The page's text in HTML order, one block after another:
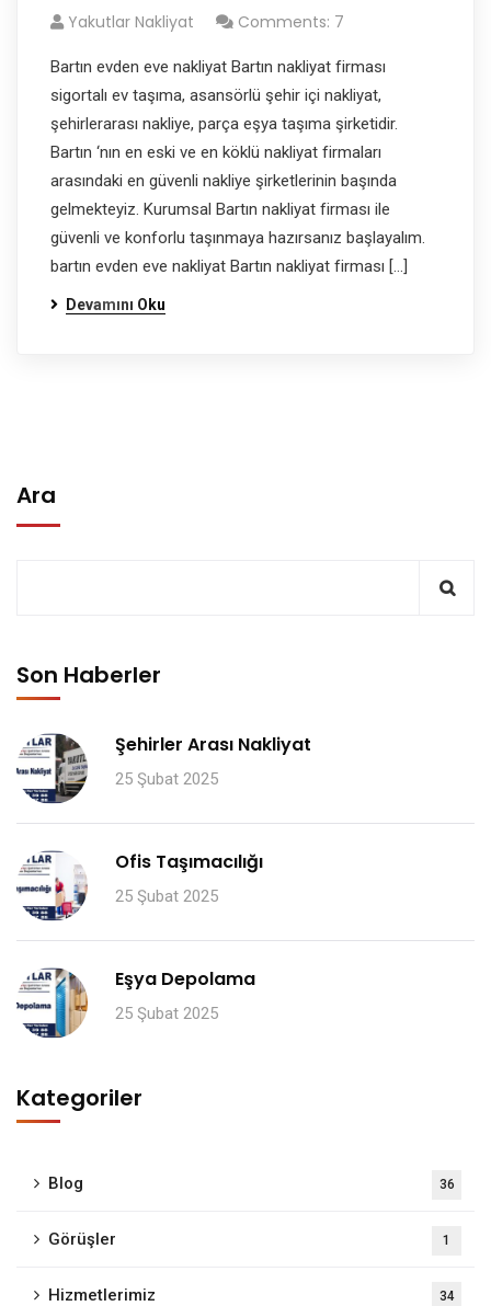
Yakutlar Nakliyat Comments: 7
Bartın evden eve nakliyat Bartın nakliyat firması
sigortalı ev taşıma, asansörlü şehir içi nakliyat,
şehirlerarası nakliye, parça eşya taşıma şirketidir.
Bartın ‘nın en eski ve en köklü nakliyat firmaları
arasındaki en güvenli nakliye şirketlerinin başında
gelmekteyiz. Kurumsal Bartın nakliyat firması ile
güvenli ve konforlu taşınmaya hazırsanız başlayalım.
bartın evden eve nakliyat Bartın nakliyat firması […]
Devamını Oku
Ara
Son Haberler
Şehirler Arası Nakliyat
25 Şubat 2025
Ofis Taşımacılığı
25 Şubat 2025
Eşya Depolama
25 Şubat 2025
Kategoriler
Blog 36
Görüşler 1
Hizmetlerimiz 34